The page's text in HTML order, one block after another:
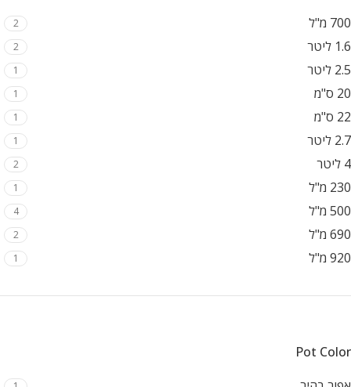
700 מ"ל
2
1.6 ליטר 2
2.5 ליטר 1
20 ס"מ 1
22 ס"מ 1
2.7 ליטר 1
4 ליטר 2
230 מ"ל 1
500 מ"ל 4
690 מ"ל 2
920 מ"ל 1
Pot Color